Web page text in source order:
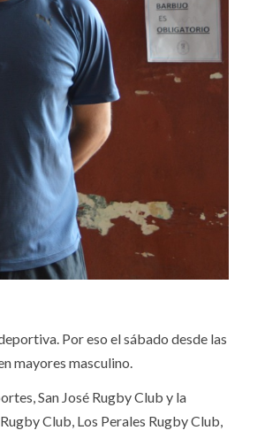
Por eso el sábado desde las
mayores masculino.
San José Rugby Club y la
Club, Los Perales Rugby Club,